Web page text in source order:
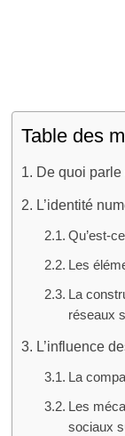
Table des
De quoi
L’identité
Qu’est-
Les
La
réseaux
L’influence
La
Les
sociaux